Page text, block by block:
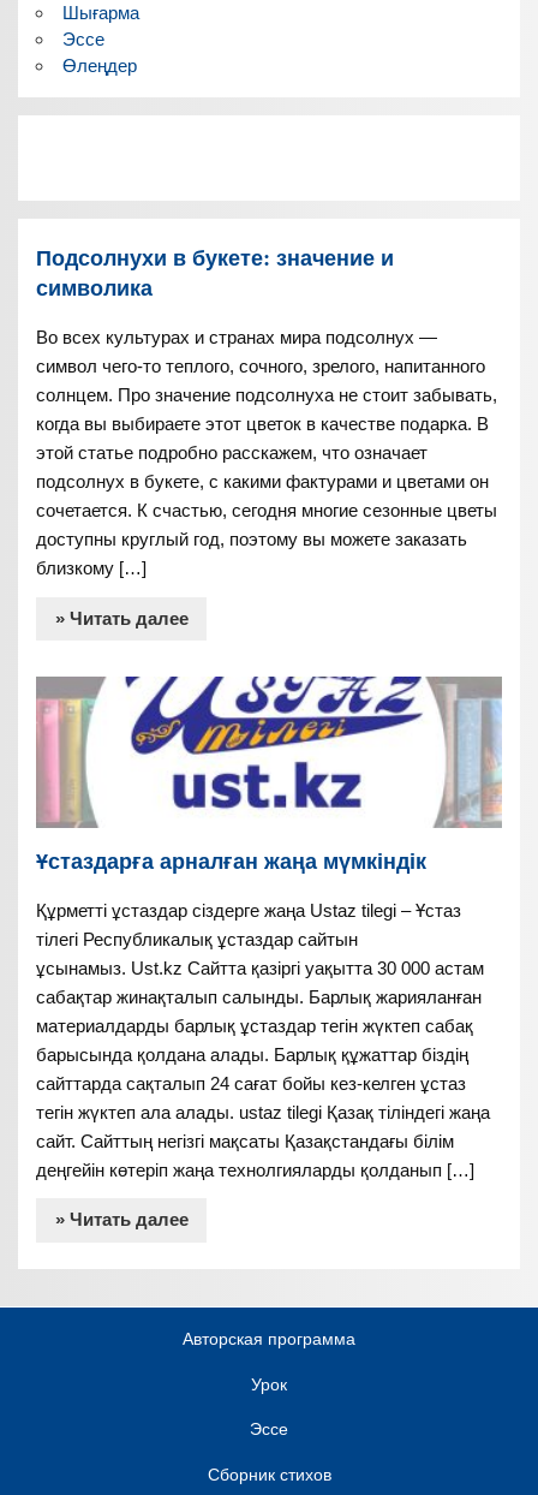
Шығарма
Эссе
Өлеңдер
Подсолнухи в букете: значение и
символика
Во всех культурах и странах мира подсолнух —
символ чего-то теплого, сочного, зрелого, напитанного
солнцем. Про значение подсолнуха не стоит забывать,
когда вы выбираете этот цветок в качестве подарка. В
этой статье подробно расскажем, что означает
подсолнух в букете, с какими фактурами и цветами он
сочетается. К счастью, сегодня многие сезонные цветы
доступны круглый год, поэтому вы можете заказать
близкому […]
» Читать далее
Ұстаздарға арналған жаңа мүмкіндік
Құрметті ұстаздар сіздерге жаңа Ustaz tilegi – Ұстаз
тілегі Республикалық ұстаздар сайтын
ұсынамыз. Ust.kz Сайтта қазіргі уақытта 30 000 астам
сабақтар жинақталып салынды. Барлық жарияланған
материалдарды барлық ұстаздар тегін жүктеп сабақ
барысында қолдана алады. Барлық құжаттар біздің
сайттарда сақталып 24 сағат бойы кез-келген ұстаз
тегін жүктеп ала алады. ustaz tilegi Қазақ тіліндегі жаңа
сайт. Сайттың негізгі мақсаты Қазақстандағы білім
деңгейін көтеріп жаңа технолгияларды қолданып […]
» Читать далее
Авторская программа
Урок
Эссе
Сборник стихов